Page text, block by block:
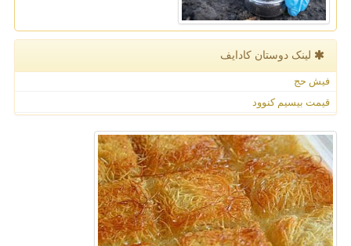
لینک دوستان كادایف
فیش حج
قیمت بیسیم کنوود